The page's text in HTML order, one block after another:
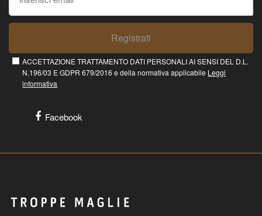
Registrati
ACCETTAZIONE TRATTAMENTO DATI PERSONALI AI SENSI DEL D.L.
N.196/03 E GDPR 679/2016 e della normativa applicabile Leggi
informativa
Facebook